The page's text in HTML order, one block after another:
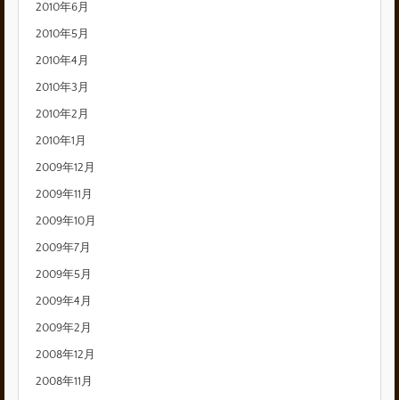
2010年6月
2010年5月
2010年4月
2010年3月
2010年2月
2010年1月
2009年12月
2009年11月
2009年10月
2009年7月
2009年5月
2009年4月
2009年2月
2008年12月
2008年11月